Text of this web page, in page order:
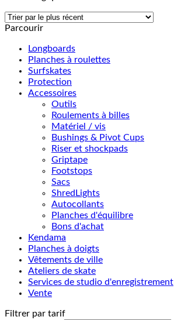
Parcourir
Longboards
Planches à roulettes
Surfskates
Protection
Accessoires
Outils
Roulements à billes
Matériel / vis
Bushings & Pivot Cups
Riser et shockpads
Griptape
Footstops
Sacs
ShredLights
Autocollants
Planches d'équilibre
Bons d'achat
Kendama
Planches à doigts
Vêtements de ville
Ateliers de skate
Services de studio d'enregistrement
Vente
Filtrer par tarif